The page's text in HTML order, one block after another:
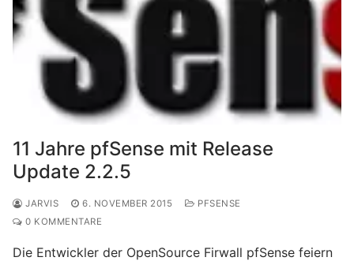
11 Jahre pfSense mit Release
Update 2.2.5
JARVIS 6. NOVEMBER 2015
PFSENSE
0 KOMMENTARE
Die Entwickler der OpenSource Firwall pfSense feiern